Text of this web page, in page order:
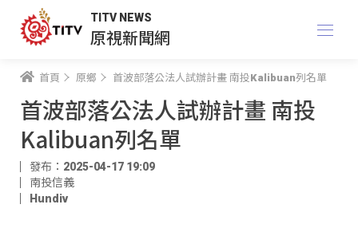
TITV NEWS
原視新聞網
首頁 原鄉 首波部落公法人試辦計畫 南投Kalibuan列名單
首波部落公法人試辦計畫 南投
Kalibuan列名單
發布：2025-04-17 19:09
南投信義
Hundiv